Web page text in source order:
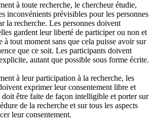
à toute recherche, le chercheur étudie,
inconvénients prévisibles pour les personnes
la recherche. Les personnes doivent
gardent leur liberté de participer ou non et
à tout moment sans que cela puisse avoir sur
que ce soit. Les participants doivent
autant que possible sous forme écrite.
à leur participation à la recherche, les
exprimer leur consentement libre et
être faite de façon intelligible et porter sur
de la recherche et sur tous les aspects
leur consentement.